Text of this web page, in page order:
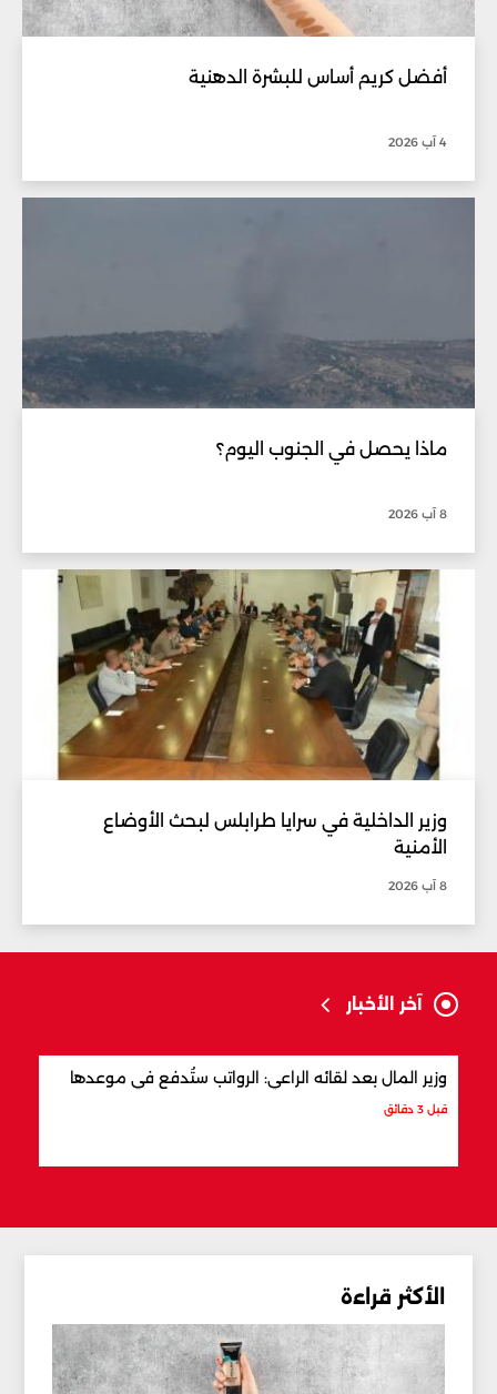
أفضل كريم أساس للبشرة الدهنية
4 آب 2026
ماذا يحصل في الجنوب اليوم؟
8 آب 2026
وزير الداخلية في سرايا طرابلس لبحث الأوضاع
الأمنية
8 آب 2026
آخر الأخبار
وزير المال بعد لقائه الراعي: الرواتب ستُدفع في موعدها
قبل 3 دقائق
الأكثر قراءة